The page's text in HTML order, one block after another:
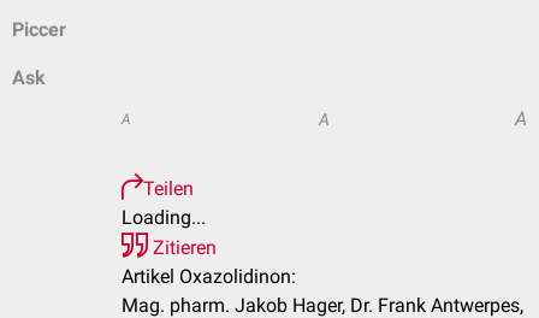
Piccer
Ask
A A A
Teilen
Loading...
Zitieren
Artikel Oxazolidinon:
Mag. pharm. Jakob Hager, Dr. Frank Antwerpes,